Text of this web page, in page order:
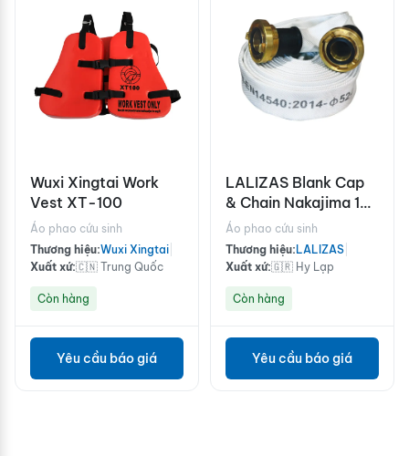
Wuxi Xingtai Work
Vest XT-100
Áo phao cứu sinh
Thương hiệu:Wuxi Xingtai
Xuất xứ:🇨🇳 Trung Quốc
Còn hàng
Yêu cầu báo giá
LALIZAS Blank Cap
& Chain Νakajima 1
1/2'' Brass
Áo phao cứu sinh
Thương hiệu: LALIZAS
Xuất xứ:🇬🇷 Hy Lạp
Còn hàng
Yêu cầu báo giá